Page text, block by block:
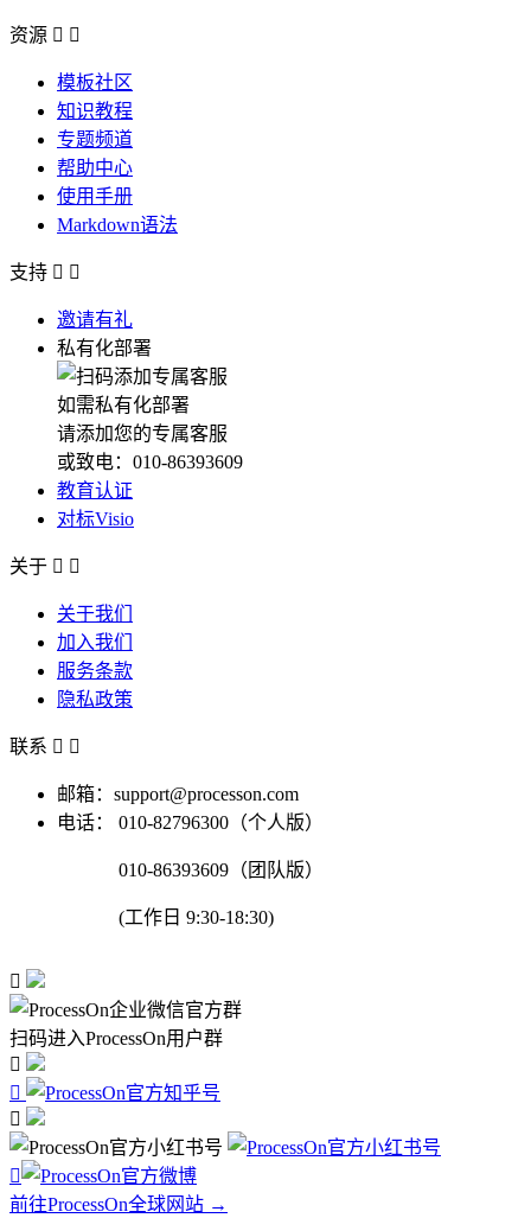
资源  
模板社区
知识教程
专题频道
帮助中心
使用手册
Markdown语法
支持  
邀请有礼
私有化部署
如需私有化部署
请添加您的专属客服
或致电：010-86393609
教育认证
对标Visio
关于  
关于我们
加入我们
服务条款
隐私政策
联系  
邮箱：support@processon.com
电话：
010-82796300（个人版）
010-86393609（团队版）
(工作日 9:30-18:30)

扫码进入ProcessOn用户群




前往ProcessOn全球网站 →